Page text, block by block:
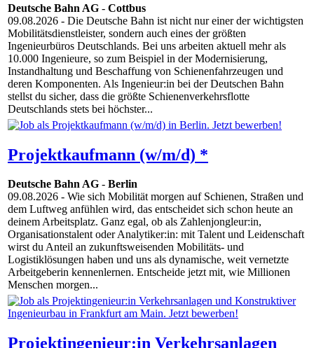
Deutsche Bahn AG - Cottbus
09.08.2026 - Die Deutsche Bahn ist nicht nur einer der wichtigsten
Mobilitätsdienstleister, sondern auch eines der größten
Ingenieurbüros Deutschlands. Bei uns arbeiten aktuell mehr als
10.000 Ingenieure, so zum Beispiel in der Modernisierung,
Instandhaltung und Beschaffung von Schienenfahrzeugen und
deren Komponenten. Als Ingenieur:in bei der Deutschen Bahn
stellst du sicher, dass die größte Schienenverkehrsflotte
Deutschlands stets bei höchster...
Projektkaufmann (w/m/d) *
Deutsche Bahn AG - Berlin
09.08.2026 - Wie sich Mobilität morgen auf Schienen, Straßen und
dem Luftweg anfühlen wird, das entscheidet sich schon heute an
deinem Arbeitsplatz. Ganz egal, ob als Zahlenjongleur:in,
Organisationstalent oder Analytiker:in: mit Talent und Leidenschaft
wirst du Anteil an zukunftsweisenden Mobilitäts- und
Logistiklösungen haben und uns als dynamische, weit vernetzte
Arbeitgeberin kennenlernen. Entscheide jetzt mit, wie Millionen
Menschen morgen...
Projektingenieur:in Verkehrsanlagen